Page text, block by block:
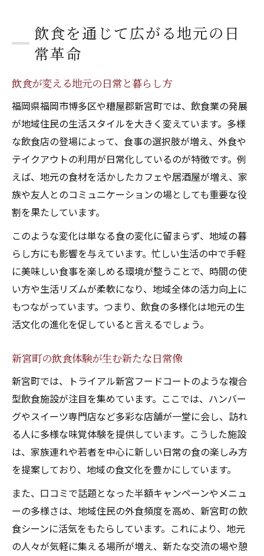
飲食を通じて広がる地元の日
常革命
飲食が変える地元の日常と暮らし方
福岡県福岡市博多区や糟屋郡新宮町では、飲食業の発展
が地域住民の生活スタイルを大きく変えています。多様
な飲食店の登場によって、食事の選択肢が増え、外食や
テイクアウトの利用が日常化しているのが特徴です。例
えば、地元の食材を活かしたカフェや居酒屋が増え、家
族や友人とのコミュニケーションの場としても重要な役
割を果たしています。
このような変化は単なる食の変化に留まらず、地域の暮
らし方にも影響を与えています。忙しい生活の中で手軽
に美味しい食事を楽しめる環境が整うことで、時間の使
い方や生活リズムが柔軟になり、地域全体の活力向上に
もつながっています。つまり、飲食の多様化は地元の生
活文化の進化を促していると言えるでしょう。
新宮町の飲食体験が生む新たな日常像
新宮町では、トライアル新宮フードコートのような複合
型飲食施設が注目を集めています。ここでは、ハンバー
グやスイーツ専門店など多彩な店舗が一堂に会し、訪れ
る人に多様な味覚体験を提供しています。こうした施設
は、家族連れや若者を中心に新しい日常の食の楽しみ方
を提案しており、地域の食文化を豊かにしています。
また、口コミで話題となった半額キャンペーンやメニュ
ーの多様さは、地域住民の外食頻度を高め、新宮町の飲
食シーンに活気をもたらしています。これにより、地元
の人々が気軽に集える場所が増え、新たな交流の場や憩